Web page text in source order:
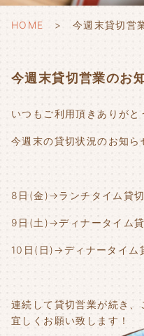
HOME 今週末貸切営
今週末貸切営業のお
いつもご利用頂きありがと
今週末の貸切状況のお知ら
8日(金)→ランチタイム貸切
9日(土)→ディナータイム
10日(日)→ディナータイ
連続して貸切営業が続き
宜しくお願い致します！